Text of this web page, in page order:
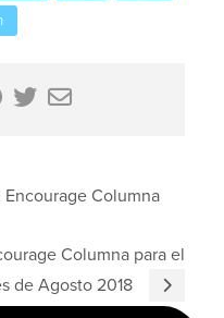
Columna
Columna para el
de Agosto 2018